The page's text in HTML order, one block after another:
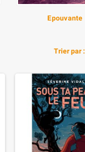
Epouvante
Trier par :